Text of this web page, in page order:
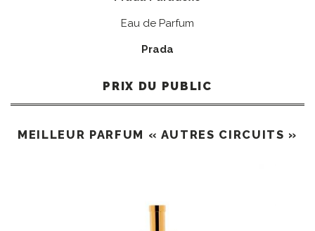
Eau de Parfum
Prada
PRIX DU PUBLIC
MEILLEUR PARFUM « AUTRES CIRCUITS »